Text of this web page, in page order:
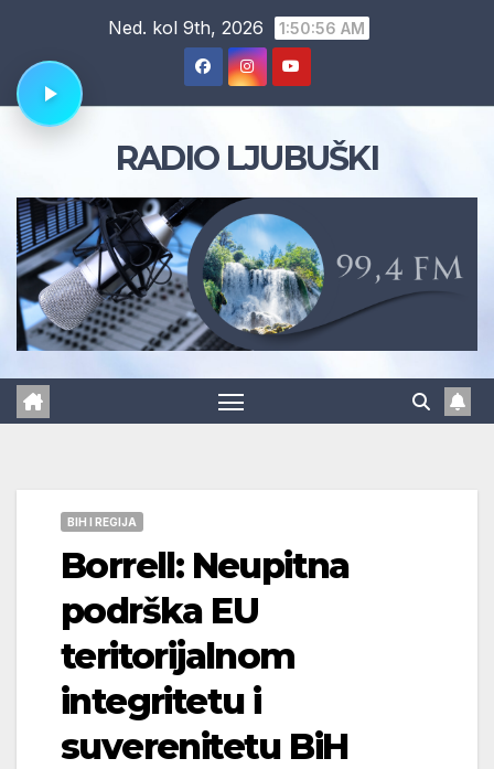
content
Ned. kol 9th, 2026 1:50:57 AM
RADIO LJUBUŠKI
BIH I REGIJA
Borrell: Neupitna
podrška EU
teritorijalnom
integritetu i
suverenitetu BiH